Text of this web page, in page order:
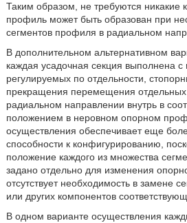
Таким образом, не требуются никакие
профиль может быть образован при
сегментов профиля в радиальном
В дополнительном альтернативном
каждая усадочная секция выполнена
регулируемых по отдельности,
прекращения перемещения
радиальном направлении внутрь в
положением в неровном опорном
осуществления обеспечивает еще
способности к конфигурированию,
положение каждого из множества
задано отдельно для изменения
отсутствует необходимость в замене
или других компонентов
В одном варианте осуществления